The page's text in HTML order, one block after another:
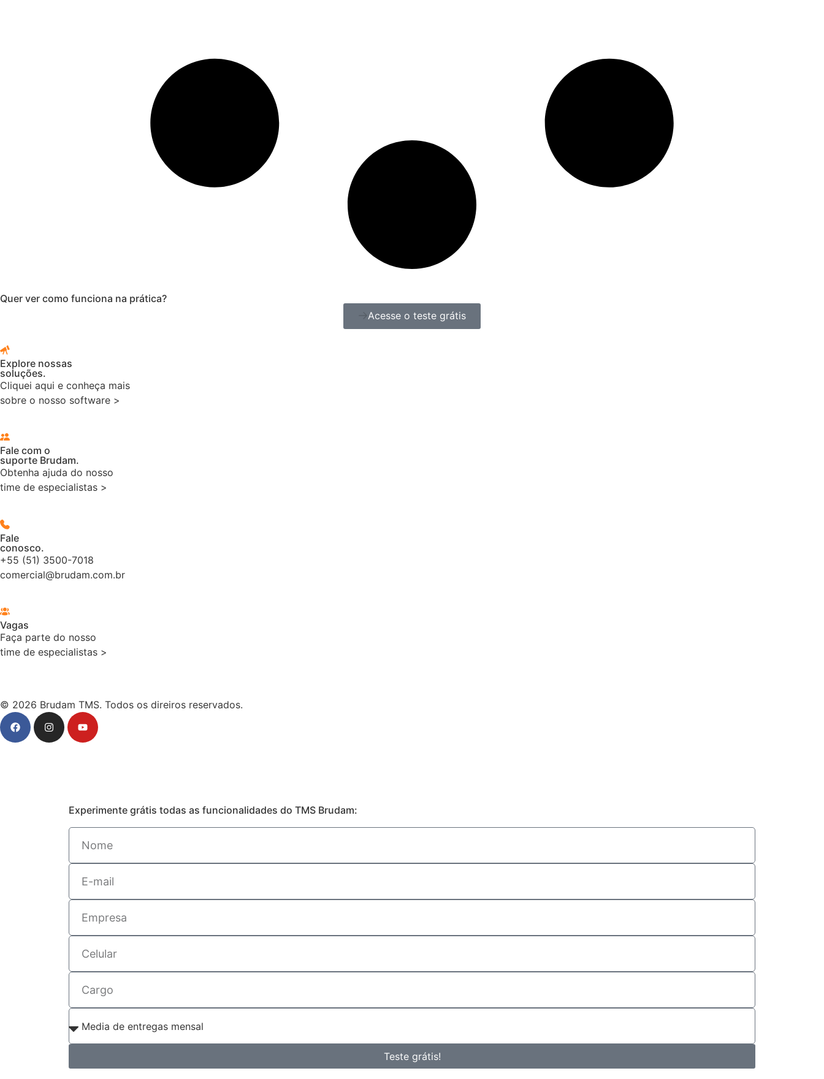
Quer ver como funciona na prática?
Acesse o teste grátis
Explore nossas
soluções.
Cliquei aqui e conheça mais
sobre o nosso software >
Fale com o
suporte Brudam.
Obtenha ajuda do nosso
time de especialistas >
Fale
conosco.
+55 (51) 3500-7018
comercial@brudam.com.br
Vagas
Faça parte do nosso
time de especialistas >
© 2026 Brudam TMS. Todos os direiros reservados.
Experimente grátis todas as funcionalidades do TMS Brudam:
Teste grátis!